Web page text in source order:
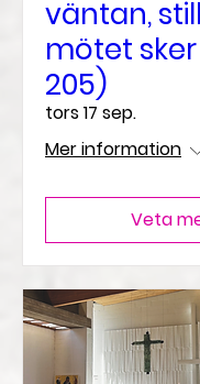
väntan,
mötet
205)
tors 17 sep.
Mer information
Veta